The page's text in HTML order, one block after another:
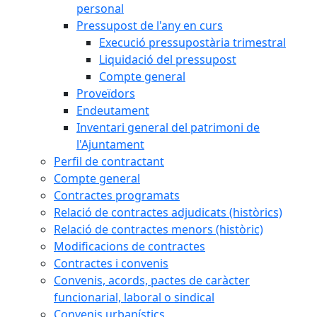
personal
Pressupost de l'any en curs
Execució pressupostària trimestral
Liquidació del pressupost
Compte general
Proveïdors
Endeutament
Inventari general del patrimoni de
l'Ajuntament
Perfil de contractant
Compte general
Contractes programats
Relació de contractes adjudicats (històrics)
Relació de contractes menors (històric)
Modificacions de contractes
Contractes i convenis
Convenis, acords, pactes de caràcter
funcionarial, laboral o sindical